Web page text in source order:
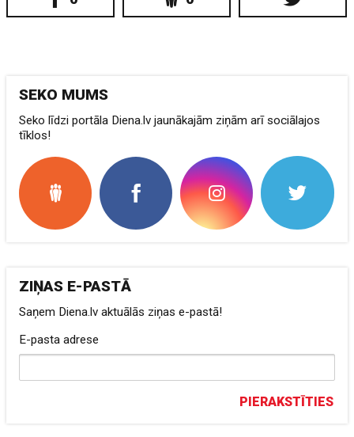
SEKO MUMS
Seko līdzi portāla Diena.lv jaunākajām ziņām arī sociālajos
tīklos!
ZIŅAS E-PASTĀ
Saņem Diena.lv aktuālās ziņas e-pastā!
E-pasta adrese
PIERAKSTĪTIES